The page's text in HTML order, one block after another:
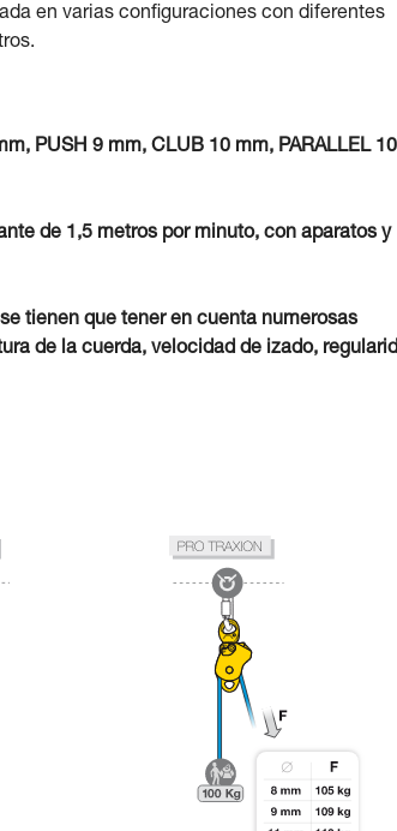
en varias configuraciones con diferentes
PUSH 9 mm, CLUB 10 mm, PARALLEL
de 1,5 metros por minuto, con aparatos y
tienen que tener en cuenta numerosas
de la cuerda, velocidad de izado,